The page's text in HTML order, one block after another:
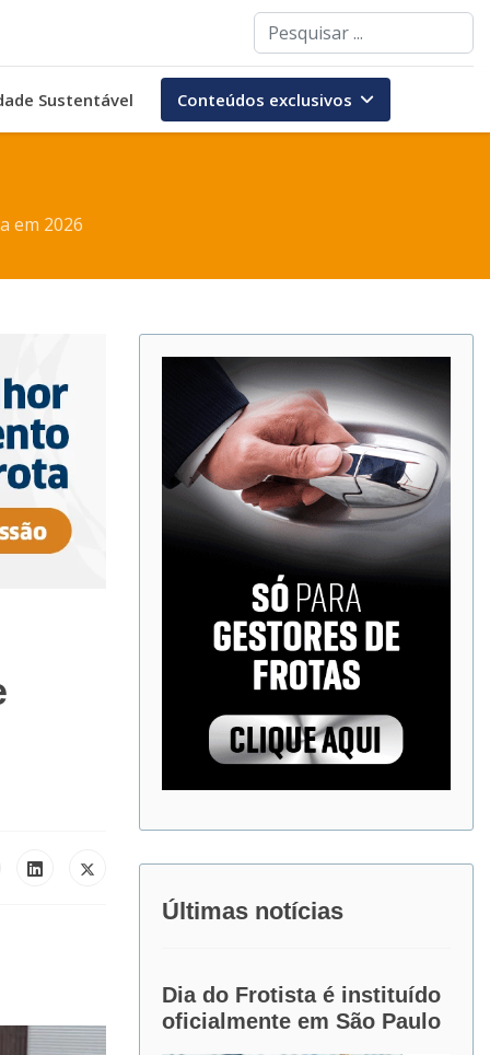
Pesquisar
Sustentável Conteúdos exclusivos
em 2026
Últimas notícias
Dia do Frotista é instituído
oficialmente em São Paulo